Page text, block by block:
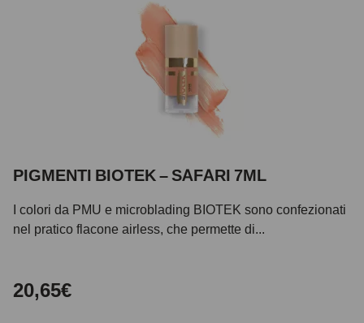
PIGMENTI BIOTEK – SAFARI 7ML
I colori da PMU e microblading BIOTEK sono confezionati
nel pratico flacone airless, che permette di...
20,65€